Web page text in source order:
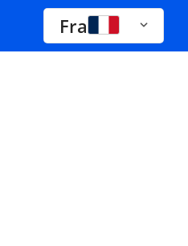
Fra